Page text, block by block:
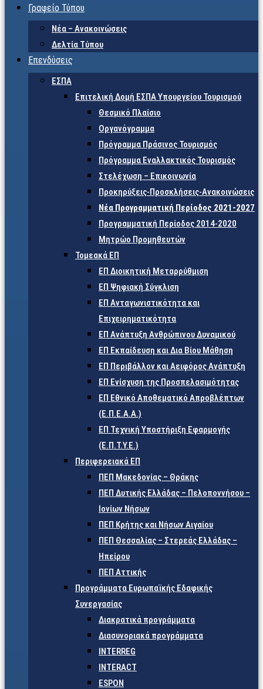
Γραφείο Τύπου
Νέα – Ανακοινώσεις
Δελτία Τύπου
Επενδύσεις
ΕΣΠΑ
Επιτελική Δομή ΕΣΠΑ Υπουργείου Τουρισμού
Θεσμικό Πλαίσιο
Οργανόγραμμα
Πρόγραμμα Πράσινος Τουρισμός
Πρόγραμμα Εναλλακτικός Τουρισμός
Στελέχωση – Επικοινωνία
Προκηρύξεις-Προσκλήσεις-Ανακοινώσεις
Νέα Προγραμματική Περίοδος 2021-2027
Προγραμματική Περίοδος 2014-2020
Μητρώο Προμηθευτών
Τομεακά ΕΠ
ΕΠ Διοικητική Μεταρρύθμιση
ΕΠ Ψηφιακή Σύγκλιση
ΕΠ Ανταγωνιστικότητα και
Επιχειρηματικότητα
ΕΠ Ανάπτυξη Ανθρώπινου Δυναμικού
ΕΠ Εκπαίδευση και Δια Βίου Μάθηση
ΕΠ Περιβάλλον και Αειφόρος Ανάπτυξη
ΕΠ Ενίσχυση της Προσπελασιμότητας
ΕΠ Εθνικό Αποθεματικό Απροβλέπτων
(Ε.Π.Ε.Α.Α.)
ΕΠ Τεχνική Υποστήριξη Εφαρμογής
(Ε.Π.Τ.Υ.Ε.)
Περιφερειακά ΕΠ
ΠΕΠ Μακεδονίας – Θράκης
ΠΕΠ Δυτικής Ελλάδας – Πελοποννήσου –
Ιονίων Νήσων
ΠΕΠ Κρήτης και Νήσων Αιγαίου
ΠΕΠ Θεσσαλίας – Στερεάς Ελλάδας –
Ηπείρου
ΠΕΠ Αττικής
Προγράμματα Ευρωπαϊκής Εδαφικής
Συνεργασίας
Διακρατικά προγράμματα
Διασυνοριακά προγράμματα
INTERREG
INTERACT
ESPON